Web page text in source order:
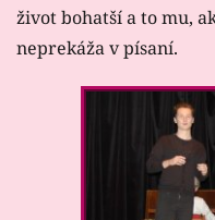
život bohatší a to mu,
neprekáža v písaní.